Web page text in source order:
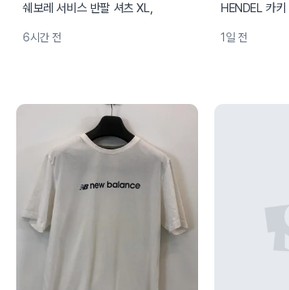
쉐보레 서비스 반팔 셔츠 XL,
6시간 전
HENDEL 카
1일 전